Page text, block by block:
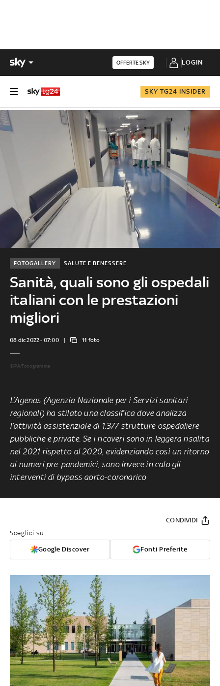
OFFERTE SKY LOGIN
SKY TG24 INSIDER
Sanità, quali sono gli ospedali
italiani con le prestazioni
migliori
SALUTE E BENESSERE
FOTOGALLERY
08 dic 2022 - 07:00 11 foto
©IPA/Fotogramma
L’Agenas (Agenzia Nazionale per i Servizi sanitari
regionali) ha stilato una classifica dove analizza
l’attività assistenziale di 1.377 strutture ospedaliere
pubbliche e private. Se i ricoveri sono in leggera risalita
nel 2021 rispetto al 2020, evidenziando così un ritorno
ai numeri pre-pandemici, sono invece in calo gli
interventi di bypass aorto-coronarico
Sceglici su:
Google Discover Fonti Preferite
CONDIVIDI